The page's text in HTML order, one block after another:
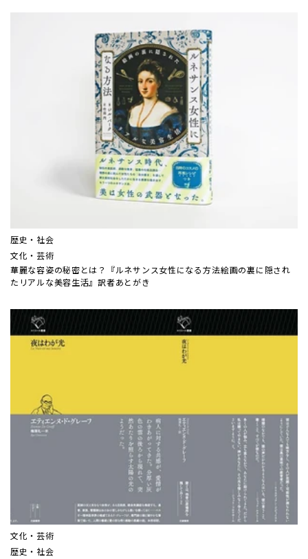
歴史・社会
文化・芸術
華麗な容姿の秘密とは？『ルネサンス女性になる方法――絵画の裏に隠され
たリアルな美容生活』訳者あとがき
文化・芸術
歴史・社会